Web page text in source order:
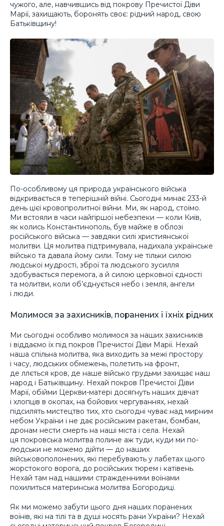
чужого, але, навчившись від покрову Пречистої Діви
Марії, захищають, боронять своє: рідний народ, свою
Батьківщину!
По-особливому ця природа українського війська
відкривається в теперішній війні. Сьогодні минає 233-й
день цієї кровопролитної війни. Ми, як народ, стоїмо.
Ми встояли в часи найгіршої небезпеки — коли Київ,
як колись Константинополь, був майже в облозі
російського війська — завдяки силі християнської
молитви. Ця молитва підтримувала, надихала українське
військо та давала йому сили. Тому не тільки силою
людської мудрості, зброї та людського зусилля
здобувається перемога, а й силою церковної єдності
та молитви, коли об’єднується небо і земля, ангели
і люди.
Молимося за захисників, поранених і їхніх рідних
Ми сьогодні особливо молимося за наших захисників
і віддаємо їх під покров Пречистої Діви Марії. Нехай
наша спільна молитва, яка виходить за межі простору
і часу, людських обмежень, полетить на фронт,
де ллється кров, де наше військо грудьми захищає наш
народ і Батьківщину. Нехай покров Пречистої Діви
Марії, обійми Церкви-матері досягнуть наших дівчат
і хлопців в окопах, на бойових чергуваннях, нехай
підсилять мистецтво тих, хто сьогодні чуває над мирним
небом України і не дає російським ракетам, бомбам,
дронам нести смерть на наші міста і села. Нехай
ця покровська молитва полине аж туди, куди ми по-
людськи не можемо дійти — до наших
військовополонених, які перебувають у лабетах цього
жорстокого ворога, до російських тюрем і катівень.
Нехай там над нашими стражденними воїнами
похилиться материнська молитва Богородиці.
Як ми можемо забути цього дня наших поранених
воїнів, які на тілі та в душі носять рани України? Нехай